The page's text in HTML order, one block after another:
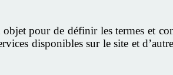
pour de définir les termes et
disponibles sur le site et